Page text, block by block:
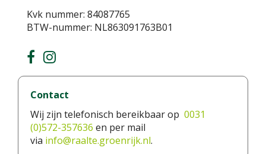
Kvk nummer: 84087765
BTW-nummer: NL863091763B01
Contact
Wij zijn telefonisch bereikbaar op 0031
(0)572-357636 en per mail
via info@raalte.groenrijk.nl.